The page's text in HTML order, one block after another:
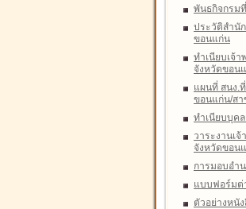
พันธกิจกรม
ประวัติสำนั
ขอนแก่น
ทำเนียบเจ้
จังหวัดขอน
แผนที่ สนง.
ขอนแก่น/สา
ทำเนียบบุค
วาระงานเ
จังหวัดขอน
การมอบอำ
แบบฟอร์มต่
ตัวอย่างหนั